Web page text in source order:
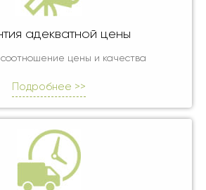
адекватной цены
соотношение цены и качества
Подробнее >>